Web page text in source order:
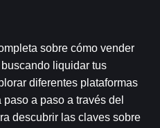
sobre cómo vender
liquidar tus
diferentes plataformas
a paso a través del
descubrir las claves sobre